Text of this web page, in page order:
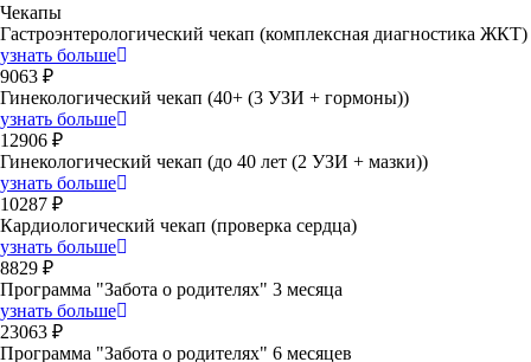
Чекапы
Гастроэнтерологический чекап (комплексная диагностика ЖКТ)
узнать больше
9063 ₽
Гинекологический чекап (40+ (3 УЗИ + гормоны))
узнать больше
12906 ₽
Гинекологический чекап (до 40 лет (2 УЗИ + мазки))
узнать больше
10287 ₽
Кардиологический чекап (проверка сердца)
узнать больше
8829 ₽
Программа "Забота о родителях" 3 месяца
узнать больше
23063 ₽
Программа "Забота о родителях" 6 месяцев